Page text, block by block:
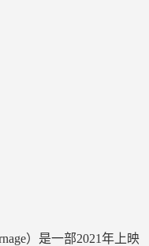
）是一部2021年上映